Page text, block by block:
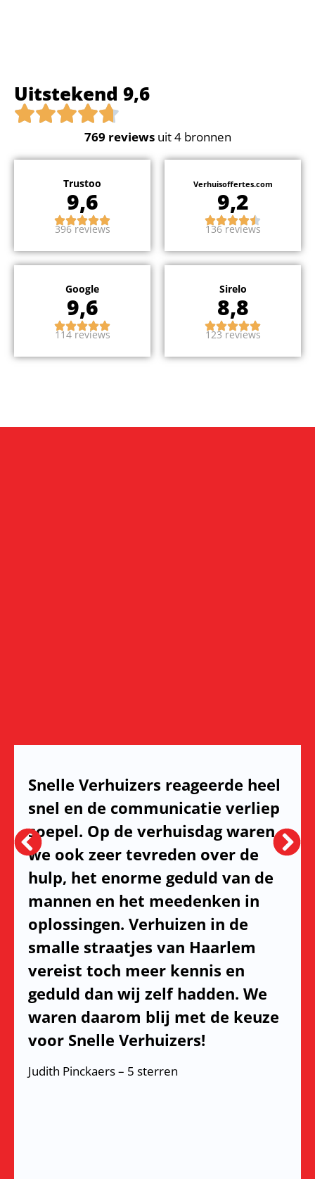
Uitstekend 9,6
769 reviewsuit 4 bronnen
Trustoo
9,6
396 reviews
Verhuisoffertes.com
9,2
136 reviews
Google
9,6
114 reviews
Sirelo
8,8
123 reviews
Snelle Verhuizers reageerde heel
snel en de communicatie verliep
soepel. Op de verhuisdag waren
we ook zeer tevreden over de
hulp, het enorme geduld van de
mannen en het meedenken in
oplossingen. Verhuizen in de
smalle straatjes van Haarlem
vereist toch meer kennis en
geduld dan wij zelf hadden. We
waren daarom blij met de keuze
voor Snelle Verhuizers!
Judith Pinckaers – 5 sterren